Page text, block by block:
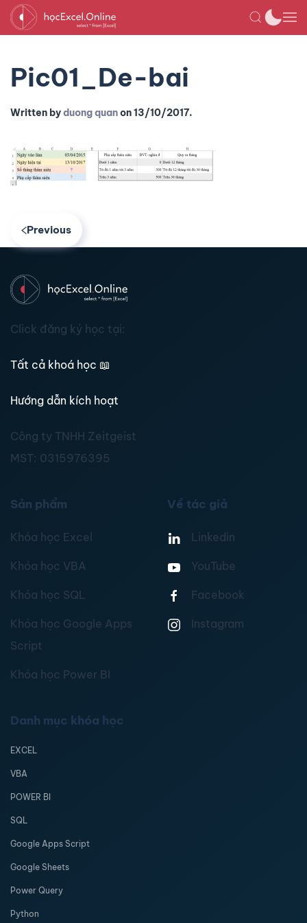
Pic01_De-bai
Written byduong quanon13/10/2017.
Previous
Click đăng ký học tại:
Tất cả khoá học 📖
Hướng dẫn kích hoạt
Công ty TNHH Zeitgeist
MST: 0315976395
Sản phẩm
Khóa học Excel
Khóa học VBA
Khóa học SQL
Khóa học Google Apps
Script
Khóa học Power BI
Về tác giả
Linkedin
YouTube
Facebook
Instagram
Danh mục khóa học
EXCEL
VBA
POWER BI
SQL
Google Apps Script
Google Sheets
Power Query
Python